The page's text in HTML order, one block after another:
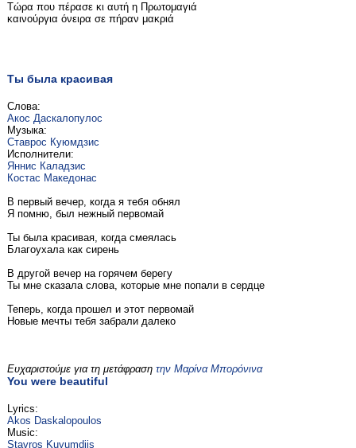
Τώρα που πέρασε κι αυτή η Πρωτομαγιά
καινούργια όνειρα σε πήραν μακριά
Ты была красивая
Слова:
Акос Даскалопулос
Музыка:
Ставрос Куюмдзис
Исполнители:
Яннис Каладзис
Костас Македонас
В первый вечер, когда я тебя обнял
Я помню, был нежный первомай
Ты была красивая, когда смеялась
Благоухала как сирень
В другой вечер на горячем берегу
Ты мне сказала слова, которые мне попали в сердце
Теперь, когда прошел и этот первомай
Новые мечты тебя забрали далеко
Ευχαριστούμε για τη μετάφραση την Μαρίνα Μπορόνινα
You were beautiful
Lyrics:
Akos Daskalopoulos
Music:
Stavros Kuyumdjis